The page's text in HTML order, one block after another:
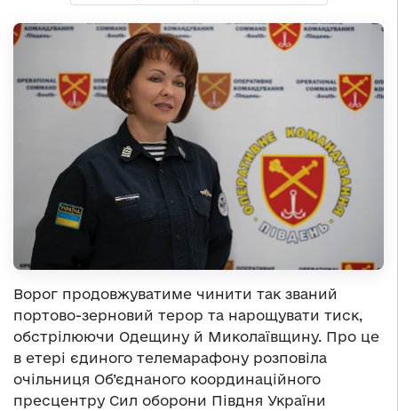
Ворог продовжуватиме чинити так званий
портово-зерновий терор та нарощувати тиск,
обстрілюючи Одещину й Миколаївщину. Про це
в етері єдиного телемарафону розповіла
очільниця Об’єднаного координаційного
пресцентру Сил оборони Півдня України